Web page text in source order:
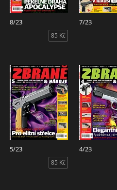
8/23
85 Kč
7/23
5/23
85 Kč
4/23